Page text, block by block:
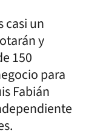
casi un
y
150
para
Fabián